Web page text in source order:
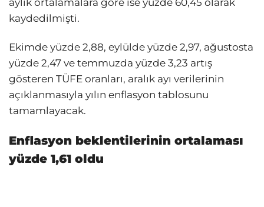
aylık ortalamalara göre ise yüzde 60,45 olarak
kaydedilmişti.
Ekimde yüzde 2,88, eylülde yüzde 2,97, ağustosta
yüzde 2,47 ve temmuzda yüzde 3,23 artış
gösteren TÜFE oranları, aralık ayı verilerinin
açıklanmasıyla yılın enflasyon tablosunu
tamamlayacak.
Enflasyon beklentilerinin ortalaması
yüzde 1,61 oldu